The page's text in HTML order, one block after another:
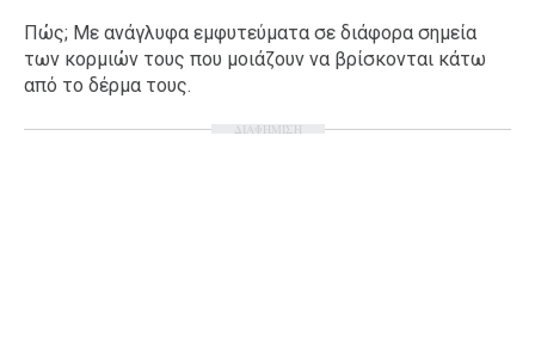
Πώς; Με ανάγλυφα εμφυτεύματα σε διάφορα σημεία
των κορμιών τους που μοιάζουν να βρίσκονται κάτω
από το δέρμα τους.
ΔΙΑΦΗΜΙΣΗ